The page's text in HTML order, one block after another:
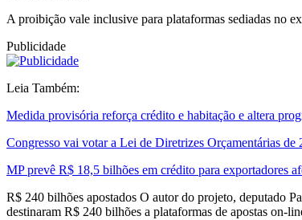
A proibição vale inclusive para plataformas sediadas no
Publicidade
Leia Também:
Medida provisória reforça crédito e habitação e altera
Congresso vai votar a Lei de Diretrizes Orçamentárias de
MP prevê R$ 18,5 bilhões em crédito para exportadores
R$ 240 bilhões apostados O autor do projeto, deputado
destinaram R$ 240 bilhões a plataformas de apostas on-